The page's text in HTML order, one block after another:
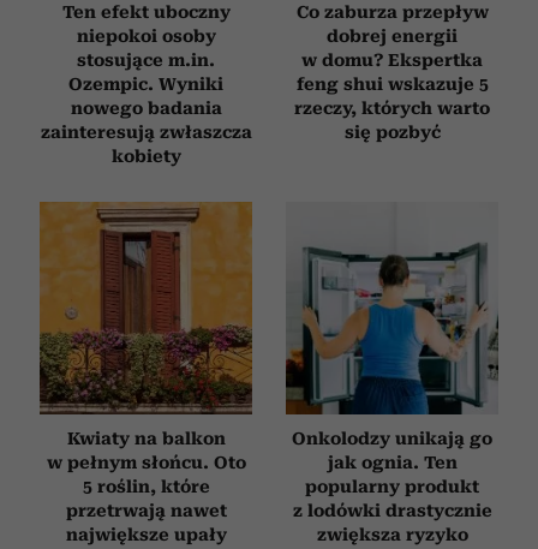
Ten efekt uboczny
niepokoi osoby
stosujące m.in.
Ozempic. Wyniki
nowego badania
zainteresują zwłaszcza
kobiety
Co zaburza przepływ
dobrej energii
w domu? Ekspertka
feng shui wskazuje 5
rzeczy, których warto
się pozbyć
Kwiaty na balkon
w pełnym słońcu. Oto
5 roślin, które
przetrwają nawet
największe upały
Onkolodzy unikają go
jak ognia. Ten
popularny produkt
z lodówki drastycznie
zwiększa ryzyko